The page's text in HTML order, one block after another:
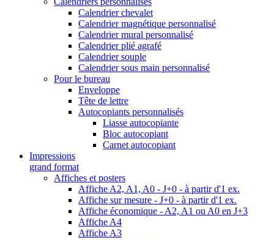
Calendrier chevalet
Calendrier magnétique personnalisé
Calendrier mural personnalisé
Calendrier plié agrafé
Calendrier souple
Calendrier sous main personnalisé
Pour le bureau
Enveloppe
Tête de lettre
Autocopiants personnalisés
Liasse autocopiante
Bloc autocopiant
Carnet autocopiant
Impressions
grand format
Affiches et posters
Affiche A2, A1, A0 - J+0 - à partir d'1 ex.
Affiche sur mesure - J+0 - à partir d'1 ex.
Affiche économique - A2, A1 ou A0 en J+3
Affiche A4
Affiche A3